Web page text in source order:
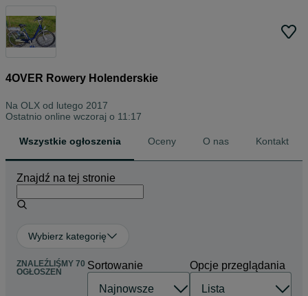
4OVER Rowery Holenderskie
Na OLX od lutego 2017
Ostatnio online wczoraj o 11:17
Wszystkie ogłoszenia Oceny O nas Kontakt
Znajdź na tej stronie
Wybierz kategorię
ZNALEŹLIŚMY 70
OGŁOSZEŃ
Sortowanie Opcje przeglądania